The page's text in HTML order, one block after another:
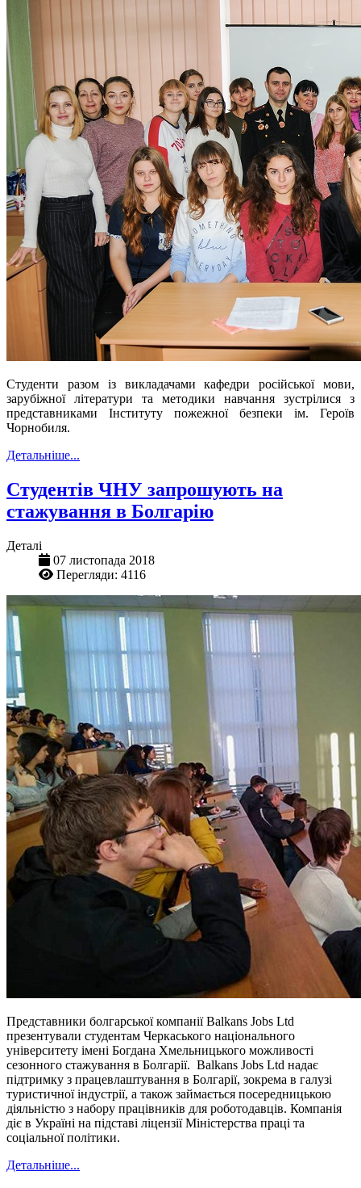
Студенти разом із викладачами кафедри російської мови,
зарубіжної літератури та методики навчання зустрілися з
представниками Інституту пожежної безпеки ім. Героїв
Чорнобиля.
Детальніше...
Студентів ЧНУ запрошують на
стажування в Болгарію
Деталі
07 листопада 2018
Перегляди: 4116
Представники болгарської компанії Balkans Jobs Ltd
презентували студентам Черкаського національного
університету імені Богдана Хмельницького можливості
сезонного стажування в Болгарії. Balkans Jobs Ltd надає
підтримку з працевлаштування в Болгарії, зокрема в галузі
туристичної індустрії, а також займається посередницькою
діяльністю з набору працівників для роботодавців. Компанія
діє в Україні на підставі ліцензії Міністерства праці та
соціальної політики.
Детальніше...